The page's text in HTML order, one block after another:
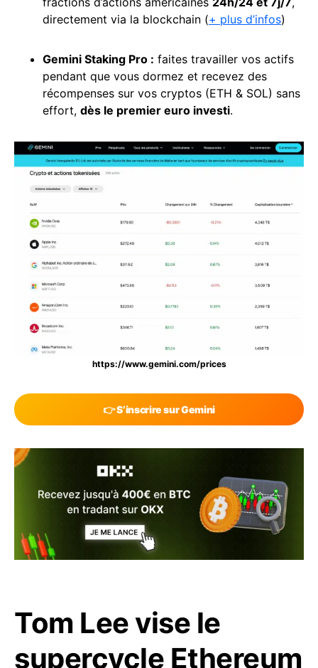
directement via la blockchain (+ plus d’infos)
Gemini Staking Pro : faites travailler vos actifs
pendant que vous dormez et recevez des
récompenses sur vos cryptos (ETH & SOL) sans
effort, dès le premier euro investi.
https://www.gemini.com/prices
👉 S’inscrire sur Gemini
Tom Lee vise le
supercycle Ethereum